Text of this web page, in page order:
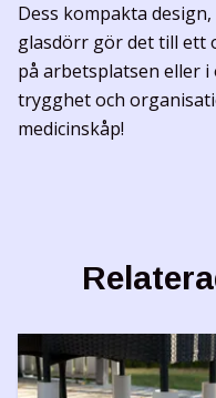
Dess kompakta
glasdörr gör det till ett
på arbetsplatsen eller
trygghet och
medicinskåp!